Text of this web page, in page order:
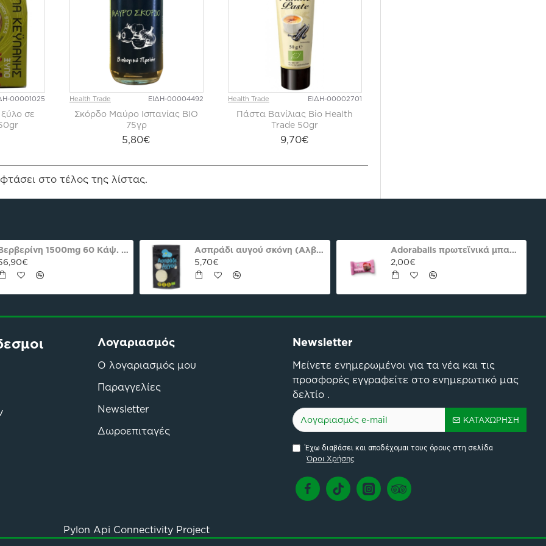
00001025
σε
Health Trade ΕΙΔΗ-00004492
Σκόρδο Μαύρο Ισπανίας ΒΙΟ
75γρ
5,80€
Health Trade ΕΙΔΗ-00002701
Πάστα Βανίλιας Bio Health
Trade 50gr
9,70€
στο τέλος της λίστας.
Βερβερίνη 1500mg 60 Κάψ. Natures Plus Pro
Ασπράδι αυγού σκόνη (Αλβουμίνη) Ola-Bio 50gr
5,70€
Adoraballs πρωτεϊνικά μπαλάκια choco praline delight 40γρ Nutree Χ.ΓΛ
2,00€
Λογαριασμός
Ο λογαριασμός μου
Παραγγελίες
Newsletter
Δωροεπιταγές
Newsletter
Μείνετε ενημερωμένοι για τα νέα και τις
προσφορές εγγραφείτε στο ενημερωτικό μας
δελτίο .
ΚΑΤΑΧΏΡΗΣΗ
Έχω διαβάσει και αποδέχομαι τους όρους στη σελίδα
Όροι Χρήσης
Pylon Api Connectivity Project